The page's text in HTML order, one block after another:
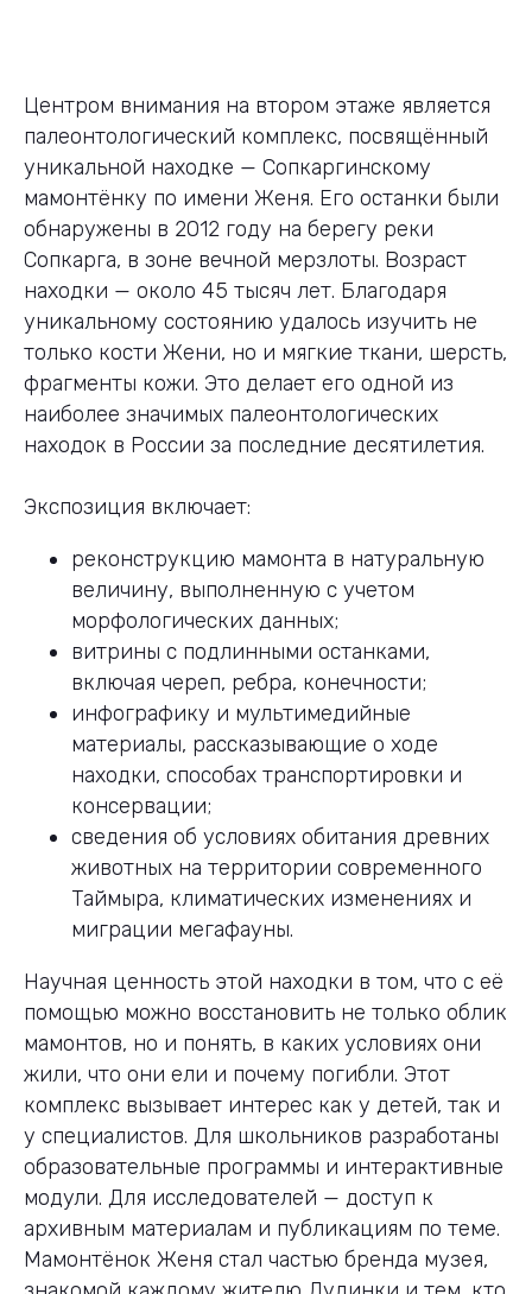
Центром внимания на втором этаже является
палеонтологический комплекс, посвящённый
уникальной находке — Сопкаргинскому
мамонтёнку по имени Женя. Его останки были
обнаружены в 2012 году на берегу реки
Сопкарга, в зоне вечной мерзлоты. Возраст
находки — около 45 тысяч лет. Благодаря
уникальному состоянию удалось изучить не
только кости Жени, но и мягкие ткани, шерсть,
фрагменты кожи. Это делает его одной из
наиболее значимых палеонтологических
находок в России за последние десятилетия.
Экспозиция включает:
реконструкцию мамонта в натуральную
величину, выполненную с учетом
морфологических данных;
витрины с подлинными останками,
включая череп, ребра, конечности;
инфографику и мультимедийные
материалы, рассказывающие о ходе
находки, способах транспортировки и
консервации;
сведения об условиях обитания древних
животных на территории современного
Таймыра, климатических изменениях и
миграции мегафауны.
Научная ценность этой находки в том, что с её
помощью можно восстановить не только облик
мамонтов, но и понять, в каких условиях они
жили, что они ели и почему погибли. Этот
комплекс вызывает интерес как у детей, так и
у специалистов. Для школьников разработаны
образовательные программы и интерактивные
модули. Для исследователей — доступ к
архивным материалам и публикациям по теме.
Мамонтёнок Женя стал частью бренда музея,